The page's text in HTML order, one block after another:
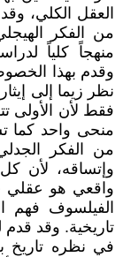
العقل الكلي،
من الفكر
منهجاً كلياً
وقدم بهذا
نظر زيما إلى
فقط لأن
منحى واحد كما
من الفكر
وإتساقه، لأن
واقعي هو
الفيلسوف فهم
تاريخية. وقد قدم
في نظره تاريخ